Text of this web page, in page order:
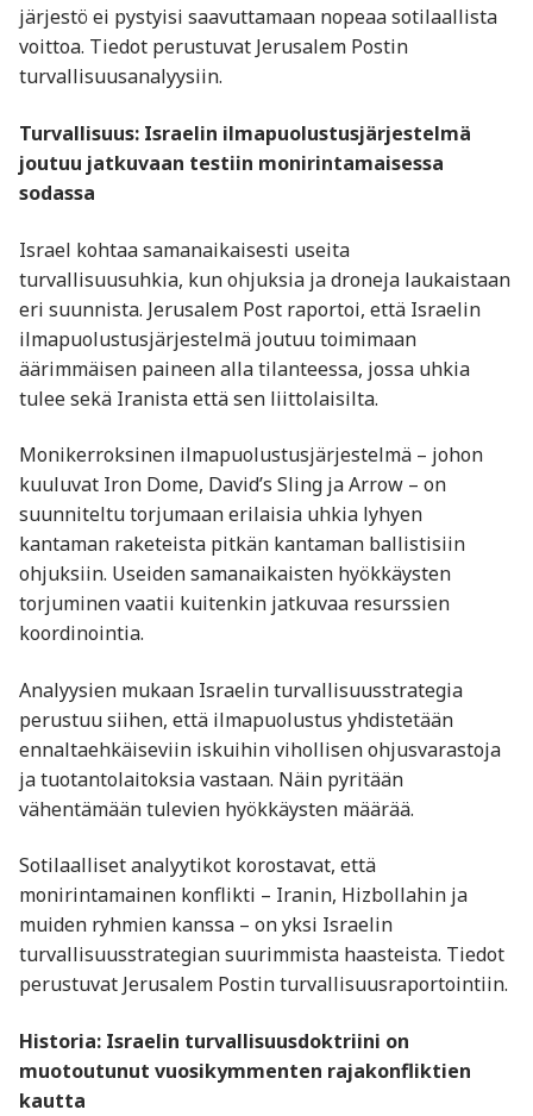
järjestö ei pystyisi saavuttamaan nopeaa sotilaallista
voittoa. Tiedot perustuvat Jerusalem Postin
turvallisuusanalyysiin.
Turvallisuus: Israelin ilmapuolustusjärjestelmä
joutuu jatkuvaan testiin monirintamaisessa
sodassa
Israel kohtaa samanaikaisesti useita
turvallisuusuhkia, kun ohjuksia ja droneja laukaistaan
eri suunnista. Jerusalem Post raportoi, että Israelin
ilmapuolustusjärjestelmä joutuu toimimaan
äärimmäisen paineen alla tilanteessa, jossa uhkia
tulee sekä Iranista että sen liittolaisilta.
Monikerroksinen ilmapuolustusjärjestelmä – johon
kuuluvat Iron Dome, David’s Sling ja Arrow – on
suunniteltu torjumaan erilaisia uhkia lyhyen
kantaman raketeista pitkän kantaman ballistisiin
ohjuksiin. Useiden samanaikaisten hyökkäysten
torjuminen vaatii kuitenkin jatkuvaa resurssien
koordinointia.
Analyysien mukaan Israelin turvallisuusstrategia
perustuu siihen, että ilmapuolustus yhdistetään
ennaltaehkäiseviin iskuihin vihollisen ohjusvarastoja
ja tuotantolaitoksia vastaan. Näin pyritään
vähentämään tulevien hyökkäysten määrää.
Sotilaalliset analyytikot korostavat, että
monirintamainen konflikti – Iranin, Hizbollahin ja
muiden ryhmien kanssa – on yksi Israelin
turvallisuusstrategian suurimmista haasteista. Tiedot
perustuvat Jerusalem Postin turvallisuusraportointiin.
Historia: Israelin turvallisuusdoktriini on
muotoutunut vuosikymmenten rajakonfliktien
kautta